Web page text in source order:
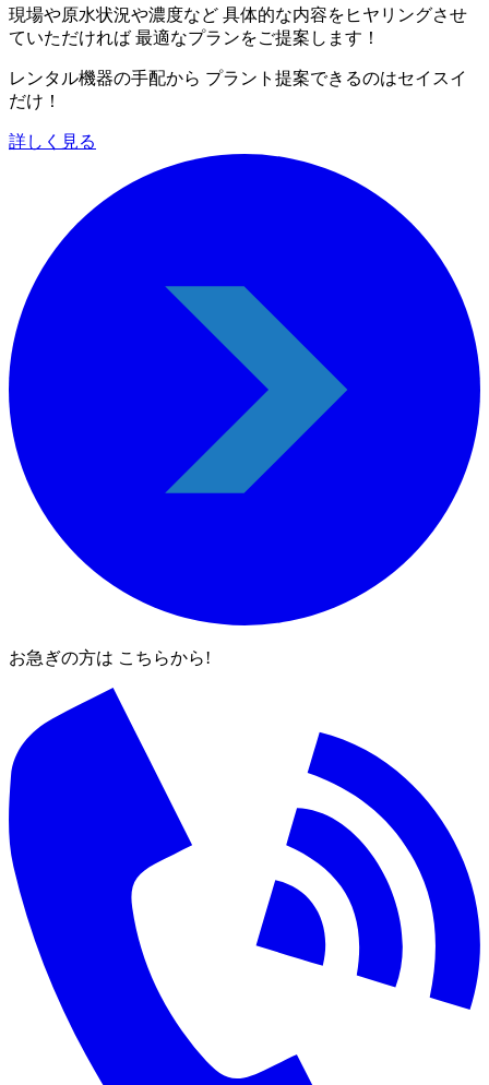
現場や原水状況や濃度など 具体的な内容をヒヤリングさせ
ていただければ 最適なプランをご提案します！
レンタル機器の手配から プラント提案できるのはセイスイ
だけ！
詳しく見る
お急ぎの方は こちらから!